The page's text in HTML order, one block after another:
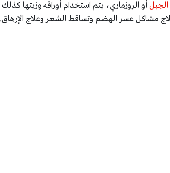
الجبل أو الروزماري، يتم استخدام أوراقه وزيتها كذلك
مشاكل عسر الهضم وتساقط الشعر وعلاج الإرهاق.